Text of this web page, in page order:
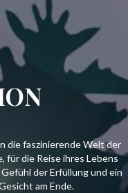
die faszinierende Welt der
für die Reise ihres Lebens
der Erfüllung und ein
am Ende.